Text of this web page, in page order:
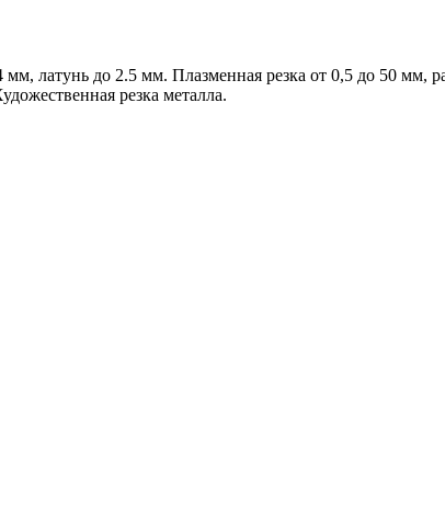
латунь до 2.5 мм. Плазменная резка от 0,5 до 50 мм,
резка металла.